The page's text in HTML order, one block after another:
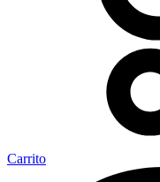
Carrito